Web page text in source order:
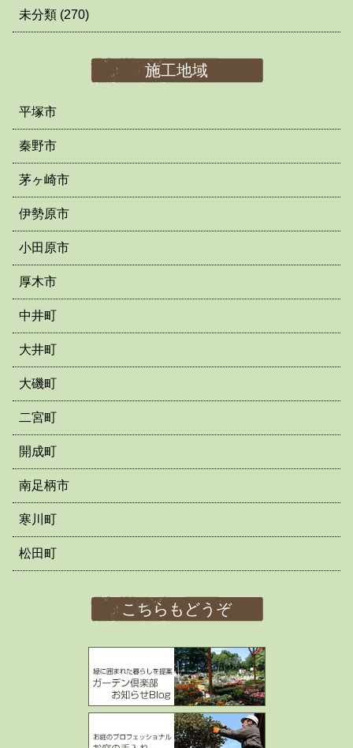
未分類 (270)
施工地域
平塚市
秦野市
茅ヶ崎市
伊勢原市
小田原市
厚木市
中井町
大井町
大磯町
二宮町
開成町
南足柄市
寒川町
松田町
こちらもどうぞ